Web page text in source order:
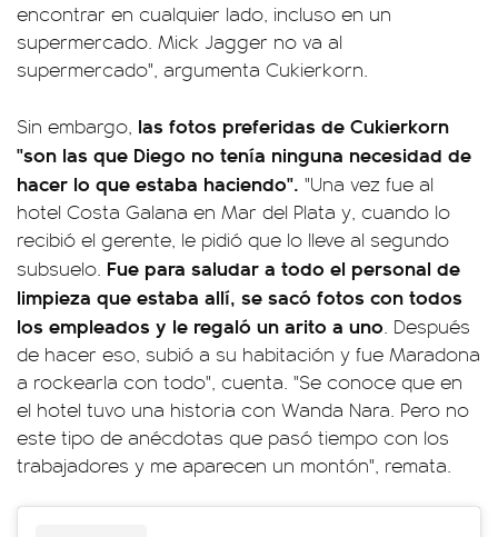
encontrar en cualquier lado, incluso en un
supermercado. Mick Jagger no va al
supermercado", argumenta Cukierkorn.
Sin embargo, las fotos preferidas de Cukierkorn
"son las que Diego no tenía ninguna necesidad de
hacer lo que estaba haciendo". "Una vez fue al
hotel Costa Galana en Mar del Plata y, cuando lo
recibió el gerente, le pidió que lo lleve al segundo
subsuelo. Fue para saludar a todo el personal de
limpieza que estaba allí, se sacó fotos con todos
los empleados y le regaló un arito a uno. Después
de hacer eso, subió a su habitación y fue Maradona
a rockearla con todo", cuenta. "Se conoce que en
el hotel tuvo una historia con Wanda Nara. Pero no
este tipo de anécdotas que pasó tiempo con los
trabajadores y me aparecen un montón", remata.